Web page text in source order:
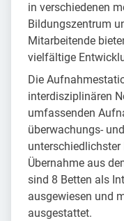
in verschiedenen
Bildungszentrum
Mitarbeitende
vielfältige
Die
interdisziplinären
umfassenden
überwachungs-
unterschiedlichster
Übernahme aus
sind 8 Betten als
ausgewiesen und
ausgestattet.